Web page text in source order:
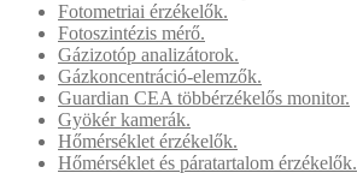
Fotometriai érzékelők.
Fotoszintézis mérő.
Gázizotóp analizátorok.
Gázkoncentráció-elemzők.
Guardian CEA többérzékelős monitor.
Gyökér kamerák.
Hőmérséklet érzékelők.
Hőmérséklet és páratartalom érzékelők.